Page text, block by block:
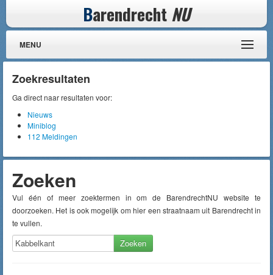
Barendrecht NU
MENU
Zoekresultaten
Ga direct naar resultaten voor:
Nieuws
Miniblog
112 Meldingen
Zoeken
Vul één of meer zoektermen in om de BarendrechtNU website te
doorzoeken. Het is ook mogelijk om hier een straatnaam uit Barendrecht in
te vullen.
Zoeken